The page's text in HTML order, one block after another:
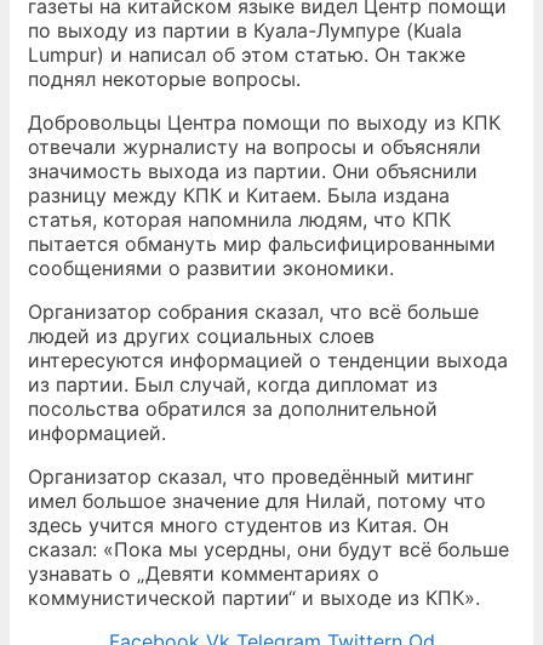
газеты на китайском языке видел Центр помощи
по выходу из партии в Куала-Лумпуре (Kuala
Lumpur) и написал об этом статью. Он также
поднял некоторые вопросы.
Добровольцы Центра помощи по выходу из КПК
отвечали журналисту на вопросы и объясняли
значимость выхода из партии. Они объяснили
разницу между КПК и Китаем. Была издана
статья, которая напомнила людям, что КПК
пытается обмануть мир фальсифицированными
сообщениями о развитии экономики.
Организатор собрания сказал, что всё больше
людей из других социальных слоев
интересуются информацией о тенденции выхода
из партии. Был случай, когда дипломат из
посольства обратился за дополнительной
информацией.
Организатор сказал, что проведённый митинг
имел большое значение для Нилай, потому что
здесь учится много студентов из Китая. Он
сказал: «Пока мы усердны, они будут всё больше
узнавать о „Девяти комментариях о
коммунистической партии“ и выходе из КПК».